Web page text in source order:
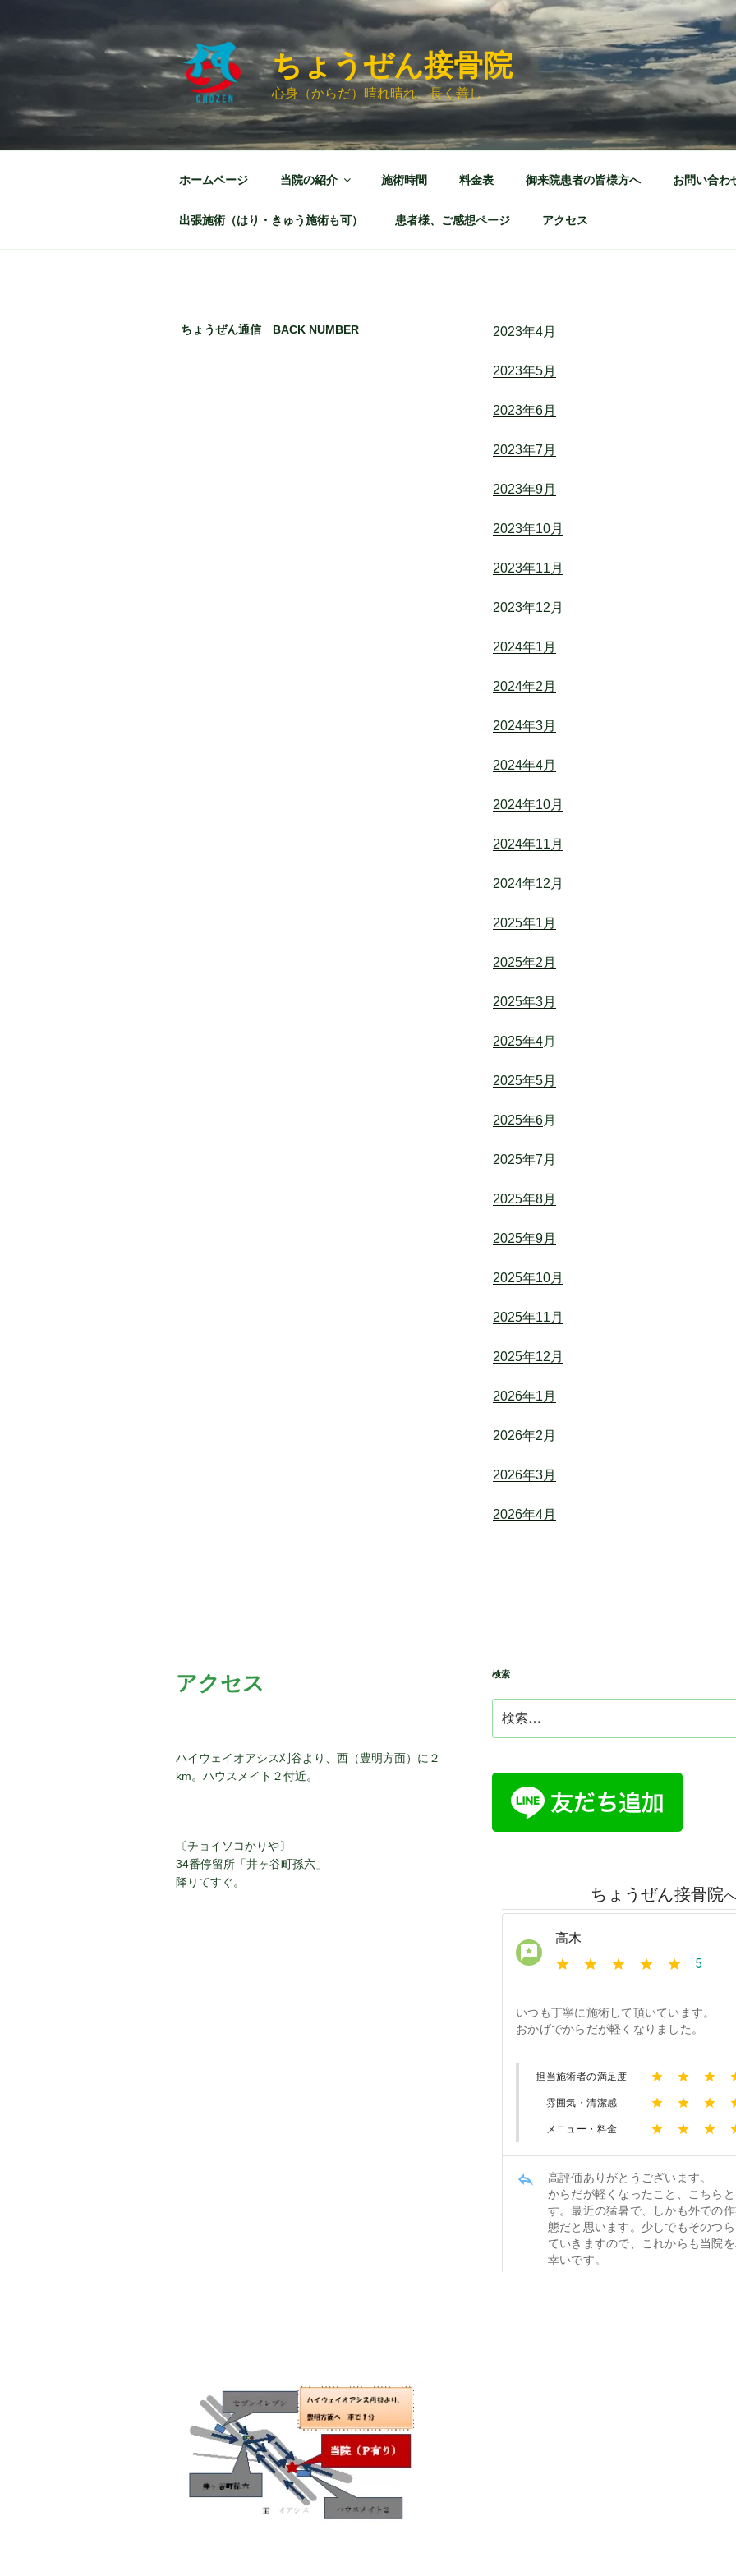
キ
ちょうぜん接骨院
心身（からだ）晴れ晴れ、長く善し
ホームページ 当院の紹介 施術時間 料金表 御来院患者の皆様方へ お問い合わ
出張施術（はり・きゅう施術も可） 患者様、ご感想ページ アクセス
ちょうぜん通信 BACK NUMBER 2023年4月
2023年5月
2023年6月
2023年7月
2023年9月
2023年10月
2023年11月
2023年12月
2024年1月
2024年2月
2024年3月
2024年4月
2024年10月
2024年11月
2024年12月
2025年1月
2025年2月
2025年3月
2025年4月
2025年5月
2025年6月
2025年7月
2025年8月
2025年9月
2025年10月
2025年11月
2025年12月
2026年1月
2026年2月
2026年3月
2026年4月
アクセス
ハイウェイオアシス刈谷より、西（豊明方面）に２
km。ハウスメイト２付近。
〔チョイソコかりや〕
34番停留所「井ヶ谷町孫六」
降りてすぐ。
検索
索: